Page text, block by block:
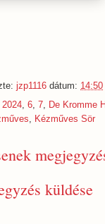
jzp1116 dátum: 14:50
2024, 6, 7, De Kromme
, Kézműves Sör
küldése